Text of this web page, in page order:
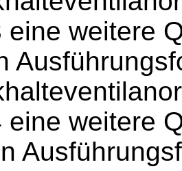
eine weitere
eine weitere